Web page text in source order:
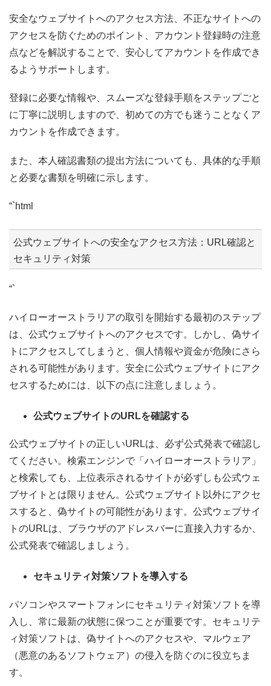
安全なウェブサイトへのアクセス方法、不正なサイトへの
アクセスを防ぐためのポイント、アカウント登録時の注意
点などを解説することで、安心してアカウントを作成でき
るようサポートします。
登録に必要な情報や、スムーズな登録手順をステップごと
に丁寧に説明しますので、初めての方でも迷うことなくア
カウントを作成できます。
また、本人確認書類の提出方法についても、具体的な手順
と必要な書類を明確に示します。
“`html
公式ウェブサイトへの安全なアクセス方法：URL確認と
セキュリティ対策
“`
ハイローオーストラリアの取引を開始する最初のステップ
は、公式ウェブサイトへのアクセスです。しかし、偽サイ
トにアクセスしてしまうと、個人情報や資金が危険にさら
される可能性があります。安全に公式ウェブサイトにアク
セスするためには、以下の点に注意しましょう。
公式ウェブサイトのURLを確認する
公式ウェブサイトの正しいURLは、必ず公式発表で確認し
てください。検索エンジンで「ハイローオーストラリア」
と検索しても、上位表示されるサイトが必ずしも公式ウェ
ブサイトとは限りません。公式ウェブサイト以外にアクセ
スすると、偽サイトの可能性があります。公式ウェブサイ
トのURLは、ブラウザのアドレスバーに直接入力するか、
公式発表で確認しましょう。
セキュリティ対策ソフトを導入する
パソコンやスマートフォンにセキュリティ対策ソフトを導
入し、常に最新の状態に保つことが重要です。セキュリテ
ィ対策ソフトは、偽サイトへのアクセスや、マルウェア
（悪意のあるソフトウェア）の侵入を防ぐのに役立ちま
す。